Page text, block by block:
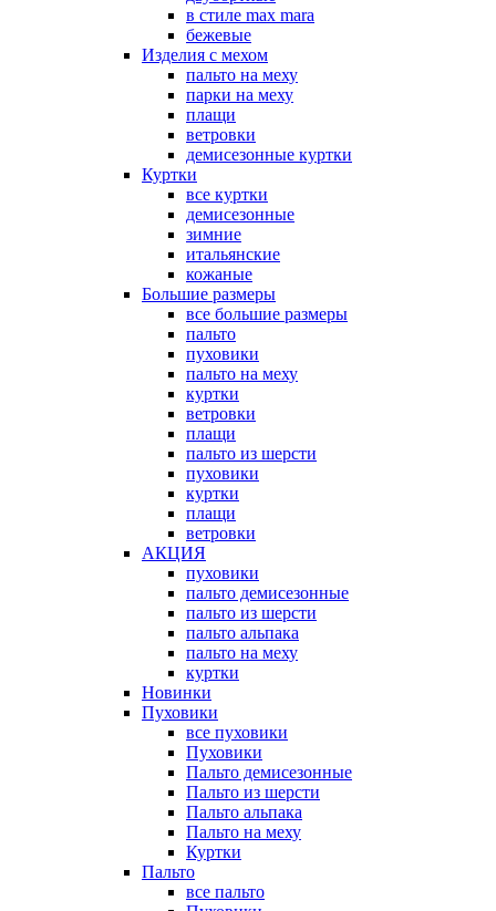
в стиле max mara
бежевые
Изделия с мехом
пальто на меху
парки на меху
плащи
ветровки
демисезонные куртки
Куртки
все куртки
демисезонные
зимние
итальянские
кожаные
Большие размеры
все большие размеры
пальто
пуховики
пальто на меху
куртки
ветровки
плащи
пальто из шерсти
пуховики
куртки
плащи
ветровки
АКЦИЯ
пуховики
пальто демисезонные
пальто из шерсти
пальто альпака
пальто на меху
куртки
Новинки
Пуховики
все пуховики
Пуховики
Пальто демисезонные
Пальто из шерсти
Пальто альпака
Пальто на меху
Куртки
Пальто
все пальто